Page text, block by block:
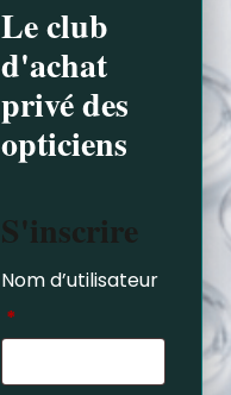
Le club
d'achat
privé des
opticiens
S'inscrire
Nom d’utilisateur
*